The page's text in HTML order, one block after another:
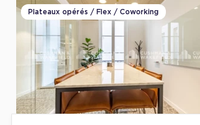
aux favoris
Plateaux opérés / Flex / Coworking